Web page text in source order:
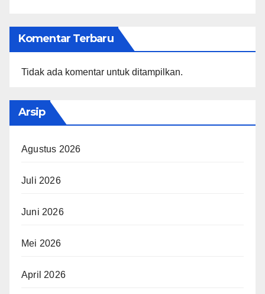
Komentar Terbaru
Tidak ada komentar untuk ditampilkan.
Arsip
Agustus 2026
Juli 2026
Juni 2026
Mei 2026
April 2026